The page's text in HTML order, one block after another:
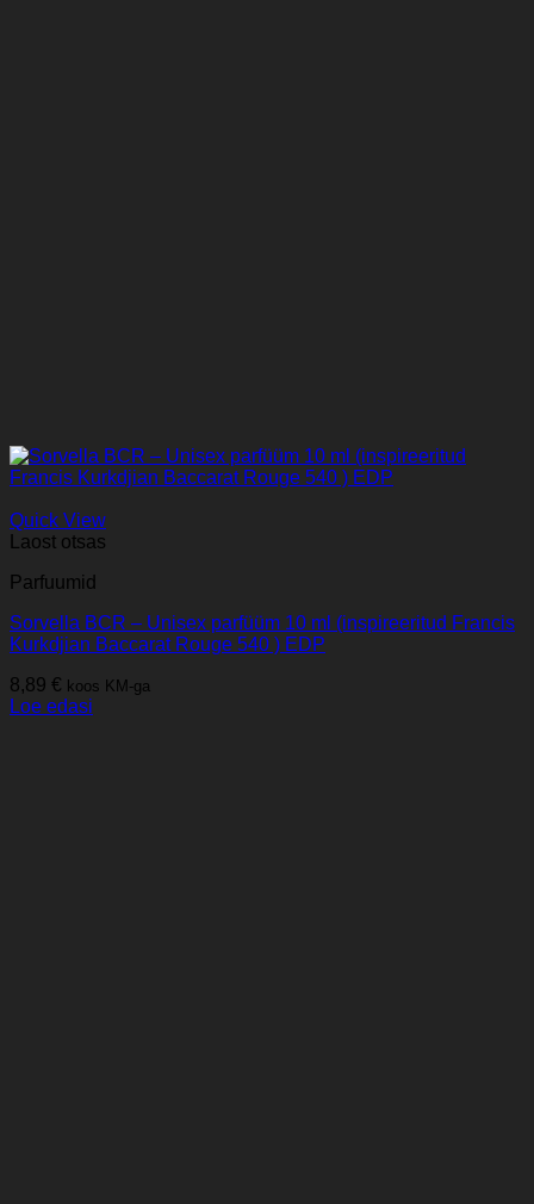
Quick View
Laost otsas
Parfuumid
Sorvella BCR – Unisex parfüüm 10 ml (inspireeritud Francis
Kurkdjian Baccarat Rouge 540 ) EDP
8,89 € koos KM-ga
Loe edasi